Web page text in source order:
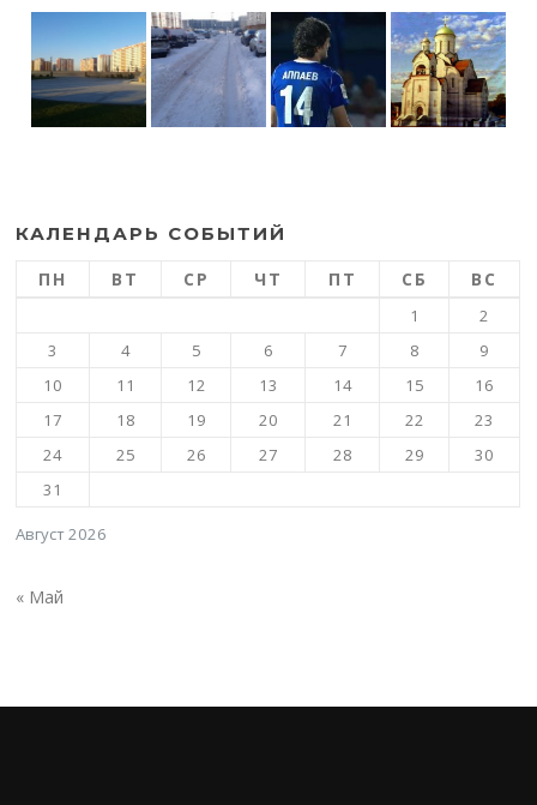
КАЛЕНДАРЬ СОБЫТИЙ
Август 2026
ПН ВТ СР ЧТ ПТ СБ ВС
1
2
3
4 5 6 7 8
9
10
11 12 13 14 15
16
17
18 19 20 21 22
23
24
25 26 27 28 29
30
31
« Май